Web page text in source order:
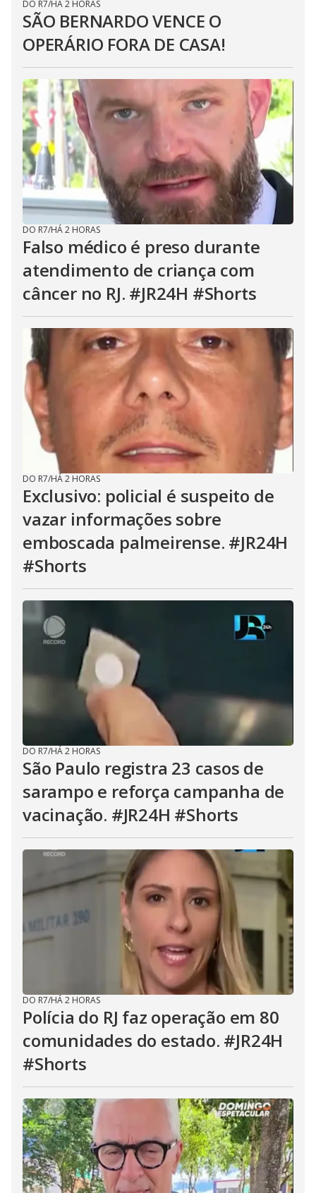
DO R7/HÁ 2 HORAS
SÃO BERNARDO VENCE O
OPERÁRIO FORA DE CASA!
DO R7/HÁ 2 HORAS
Falso médico é preso durante
atendimento de criança com
câncer no RJ. #JR24H #Shorts
DO R7/HÁ 2 HORAS
Exclusivo: policial é suspeito de
vazar informações sobre
emboscada palmeirense. #JR24H
#Shorts
DO R7/HÁ 2 HORAS
São Paulo registra 23 casos de
sarampo e reforça campanha de
vacinação. #JR24H #Shorts
DO R7/HÁ 2 HORAS
Polícia do RJ faz operação em 80
comunidades do estado. #JR24H
#Shorts